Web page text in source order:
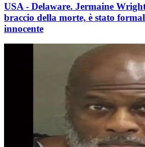
USA - Delaware. Jermaine
braccio della morte, è stato
innocente